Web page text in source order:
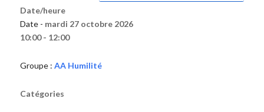
Date/heure
Date - mardi 27 octobre 2026
10:00 - 12:00
Groupe : AA Humilité
Catégories